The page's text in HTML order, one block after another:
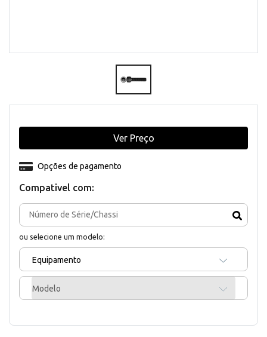
Compativel com:
ou selecione um modelo:
Equipamento
Modelo
Opções de pagamento
Ver Preço